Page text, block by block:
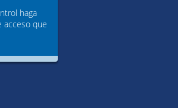
haga
que